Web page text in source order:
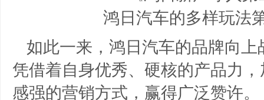
如此一来，鸿日汽车的品牌向
凭借着自身优秀、硬核的产品力
感强的营销方式，赢得广泛赞许。